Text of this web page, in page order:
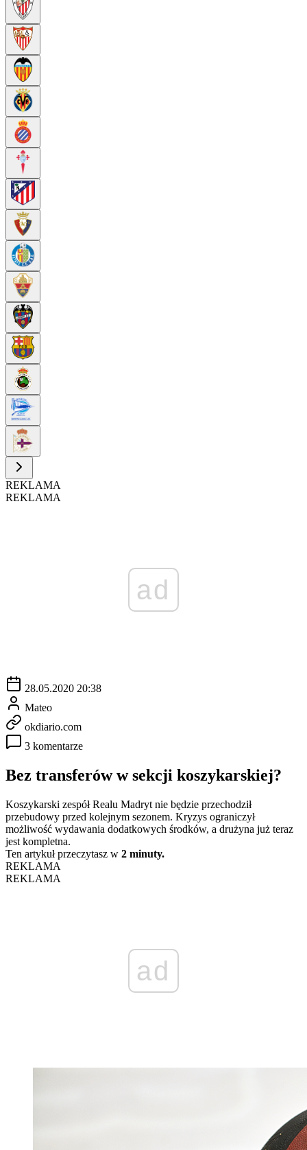
REKLAMA
REKLAMA
ad
28.05.2020 20:38
Mateo
okdiario.com
3 komentarze
Bez transferów w sekcji koszykarskiej?
Koszykarski zespół Realu Madryt nie będzie przechodził
przebudowy przed kolejnym sezonem. Kryzys ograniczył
możliwość wydawania dodatkowych środków, a drużyna już teraz
jest kompletna.
Ten artykuł przeczytasz w 2 minuty.
REKLAMA
REKLAMA
ad